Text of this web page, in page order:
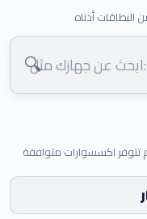
البطاقات أدناه
🔍
تتوفر اكسسوارات متوافقة